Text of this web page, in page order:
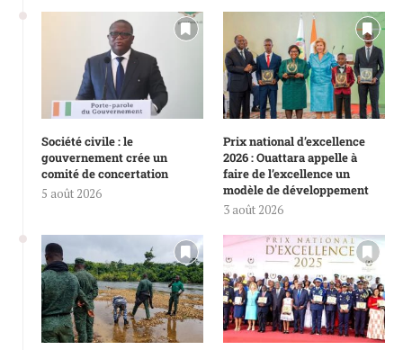
Société civile : le
gouvernement crée un
comité de concertation
5 août 2026
Prix national d’excellence
2026 : Ouattara appelle à
faire de l’excellence un
modèle de développement
3 août 2026